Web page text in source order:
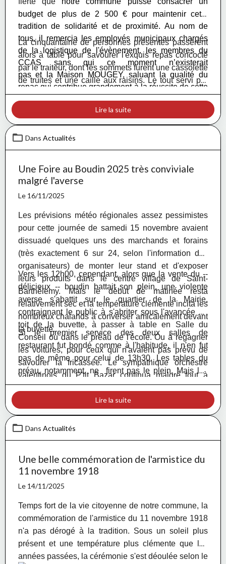
budget de plus de 2 500 € pour maintenir cette
tradition de solidarité et de proximité. Au nom de
tous, il remercia les employés municipaux chargés
de la logistique de l'évènement, les membres du
CCAS sans qui ce moment n’existerait
pas et la Maison MOUGEY, saluant la qualité du
repas qui contribue grandement à la réussite de cette
journée.
La cinquantaine de personnes présentes passèrent
alors à table pour savourer l'exquis repas concocté
par le traiteur, dont les sommets furent une cassolette
de truites et une caille aux raisins. Le tout servi par
les dévoués responsables du C.C.A.S. présents. On
notera par ailleurs que 14 repas ont été remis sur
place à Matras et que 21 colis seront portés par les
difficilement se déplacer.
Lire la suite
Dans Actualités
Une Foire au Boudin 2025 très conviviale
malgré l'averse
Le 16/11/2025
Les prévisions météo régionales assez pessimistes
pour cette journée de samedi 15 novembre avaient
dissuadé quelques uns des marchands et forains
(très exactement 6 sur 24, selon l'information des
organisateurs) de monter leur stand et d'exposer
leurs produits dans le centre village de Saint-
Barthélemy. Mais le début de matinée resta
relativement sec et la température clémente incita les
nombreux chalands à converser amicalement devant
la buvette.
Vers les 12h00, cependant, alors que la vente du --
délicieux -- boudin battait son plein, une violente
averse s'abattit sur le quartier de la Mairie,
contraignant le public à s'abriter sous l'avancée du
toit de la buvette, à passer à table en Salle du
Conseil ou dans le préau de l'école. Ou à regagner
les voitures, pour ceux qui n'avaient pas prévu de
savourer la fricassée. Le sympathique orchestre
valentinois du P'tit Bazar continua malgré tout à
propager sa bonne humeur sur la place de la Mairie.
Si le premier service des deux salles de
restaurant fut bondé comme à l'habitude, il n'en fut
pas de même pour celui de 13h30. Les tables du
préau, notamment, ne firent pas le plein. Mais les
informations en provenance du Comité des Fêtes
confirmèrent que la totalité du boudin préparé avait
été soit vendue soit convertie et consommée en
Valentin GUBIEN, et les bénévoles, toujours aussi
avec l'habituelle ferveur, pouvaient enfin
décompresser, en conclusion d'un excellent
millésime de la Foire au Boudin!
Lire la suite
Dans Actualités
Une belle commémoration de l'armistice du
11 novembre 1918
Le 14/11/2025
Temps fort de la vie citoyenne de notre commune, la
commémoration de l'armistice du 11 novembre 1918
n'a pas dérogé à la tradition. Sous un soleil plus
présent et une température plus clémente que les
années passées, la cérémonie s'est déoulée selon le